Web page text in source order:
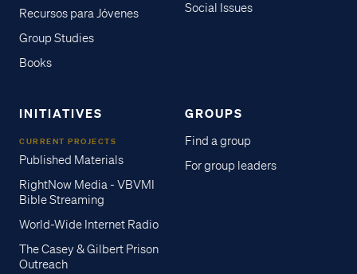
Recursos para Jóvenes
Group Studies
Books
Social Issues
INITIATIVES
CURRENT PROJECTS
Published Materials
RightNow Media - VBVMI
Bible Streaming
World-Wide Internet Radio
The Casey & Gilbert Prison
Outreach
GROUPS
Find a group
For group leaders